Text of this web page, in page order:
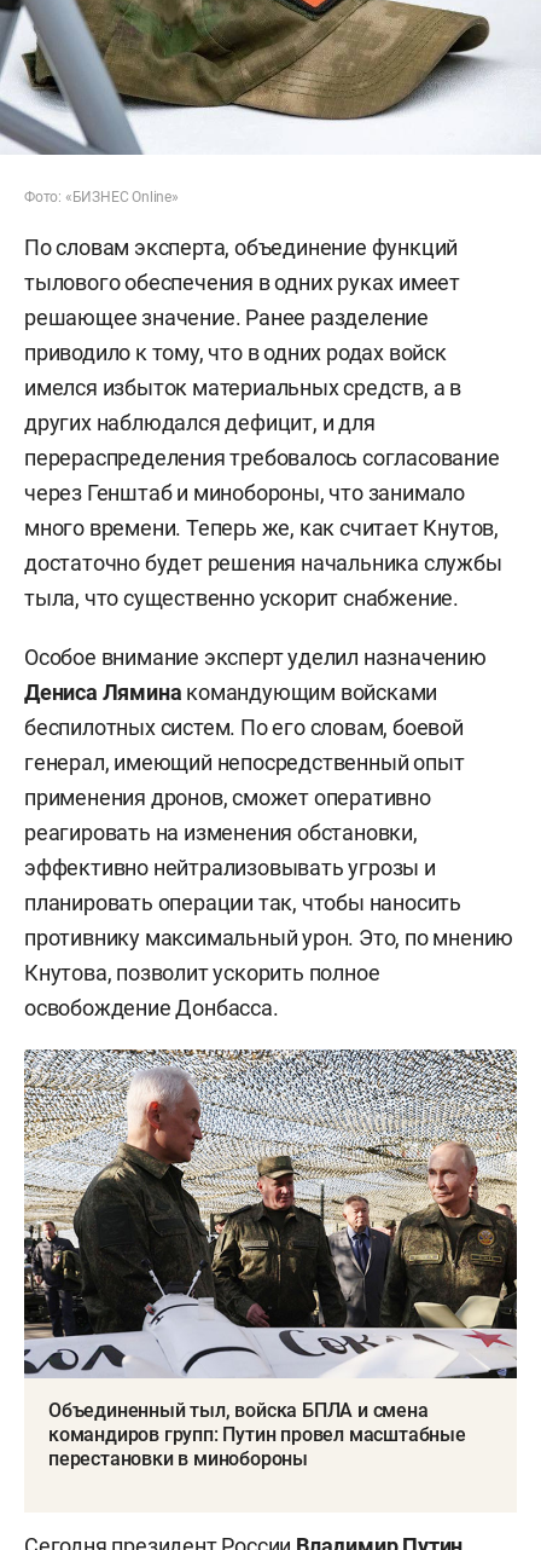
Фото: «БИЗНЕС Online»
По словам эксперта, объединение функций
тылового обеспечения в одних руках имеет
решающее значение. Ранее разделение
приводило к тому, что в одних родах войск
имелся избыток материальных средств, а в
других наблюдался дефицит, и для
перераспределения требовалось согласование
через Генштаб и минобороны, что занимало
много времени. Теперь же, как считает Кнутов,
достаточно будет решения начальника службы
тыла, что существенно ускорит снабжение.
Особое внимание эксперт уделил назначению
Дениса Лямина командующим войсками
беспилотных систем. По его словам, боевой
генерал, имеющий непосредственный опыт
применения дронов, сможет оперативно
реагировать на изменения обстановки,
эффективно нейтрализовывать угрозы и
планировать операции так, чтобы наносить
противнику максимальный урон. Это, по мнению
Кнутова, позволит ускорить полное
освобождение Донбасса.
Объединенный тыл, войска БПЛА и смена
командиров групп: Путин провел масштабные
перестановки в минобороны